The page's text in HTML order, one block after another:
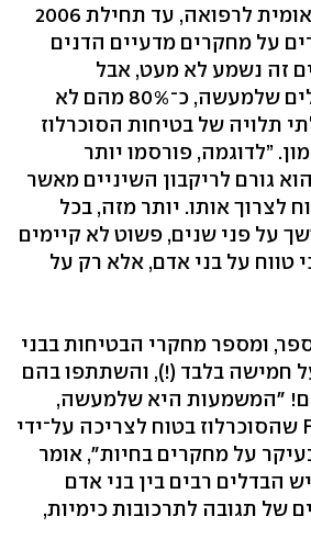
על־פי הספרייה הלאומית לרפואה, עד תחילת 2006
רק 84 מאמרים על מחקרים מדעיים הדנים
מחקרים זה נשמע לא מעט, אבל
כשבוחנים אותם מגלים שלמעשה, כ־80% מהם לא
תלויה של בטיחות הסוכרלוז
”לדוגמה, פורסמו יותר
גורם לריקבון השיניים מאשר
לצרוך אותו. יותר מזה, בכל
על פני שנים, פשוט לא קיימים
טווח על בני אדם, אלא רק על
ומספר מחקרי הבטיחות בבני
חמישה בלבד (!), והשתתפו בהם
191 אנשים! "המשמעות היא שלמעשה,
הקביעה ושל ה־FDA שהסוכרלוז בטוח לצריכה על־ידי
על מחקרים בחיות", אומר
הבדלים רבים בין בני אדם
של תגובה לתרכובות כימיות,